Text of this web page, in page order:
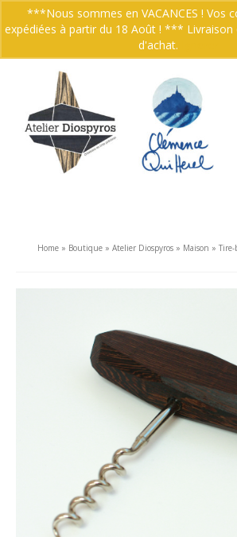
Votre panier 0.00€
Home » Boutique » Atelier Diospyros » Maison »
***Nous sommes en VACANCES ! Vos
expédiées à partir du 18 Août ! ***
d'achat.